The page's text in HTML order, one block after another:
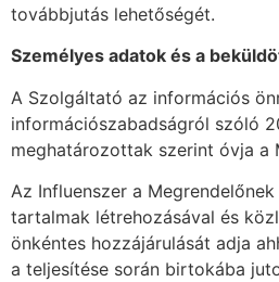
továbbjutás lehetőségét.
Személyes adatok és a
A Szolgáltató az információs
információszabadságról szóló
meghatározottak szerint óvja a
Az Influenszer a
tartalmak létrehozásával és
önkéntes hozzájárulását adja
a teljesítése során birtokába